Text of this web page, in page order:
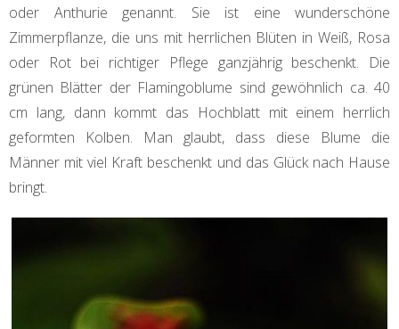
oder Anthurie genannt. Sie ist eine wunderschöne
Zimmerpflanze, die uns mit herrlichen Blüten in Weiß, Rosa
oder Rot bei richtiger Pflege ganzjährig beschenkt. Die
grünen Blätter der Flamingoblume sind gewöhnlich ca. 40
cm lang, dann kommt das Hochblatt mit einem herrlich
geformten Kolben. Man glaubt, dass diese Blume die
Männer mit viel Kraft beschenkt und das Glück nach Hause
bringt.